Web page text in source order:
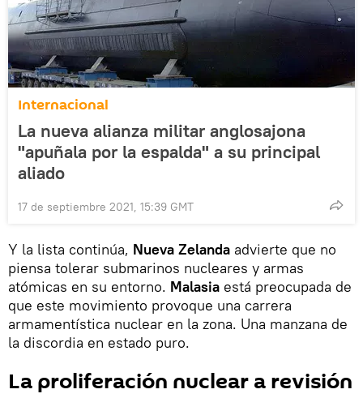
Internacional
La nueva alianza militar anglosajona
"apuñala por la espalda" a su principal
aliado
17 de septiembre 2021, 15:39 GMT
Y la lista continúa, Nueva Zelanda advierte que no
piensa tolerar submarinos nucleares y armas
atómicas en su entorno. Malasia está preocupada de
que este movimiento provoque una carrera
armamentística nuclear en la zona. Una manzana de
la discordia en estado puro.
La proliferación nuclear a revisión